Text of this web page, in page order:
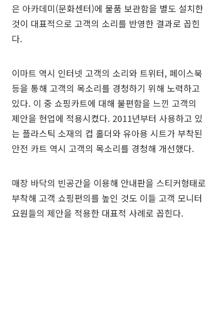
은 아카데미(문화센터)에 물품 보관함을 별도 설치한
것이 대표적으로 고객의 소리를 반영한 결과로 꼽힌
다.
이마트 역시 인터넷 고객의 소리와 트위터, 페이스북
등을 통해 고객의 목소리를 경청하기 위해 노력하고
있다. 이 중 쇼핑카트에 대해 불편함을 느낀 고객의
제안을 현업에 적용시켰다. 2011년부터 사용하고 있
는 플라스틱 소재의 컵 홀더와 유아용 시트가 부착된
안전 카트 역시 고객의 목소리를 경청해 개선했다.
매장 바닥의 빈공간을 이용해 안내판을 스티커형태로
부착해 고객 쇼핑편의를 높인 것도 이들 고객 모니터
요원들의 제안을 적용한 대표적 사례로 꼽힌다.